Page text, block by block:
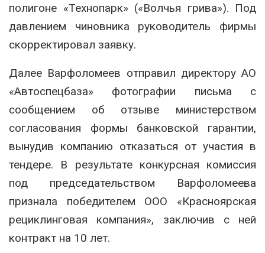
полигоне «Технопарк» («Волчья грива»). Под
давлением чиновника руководитель фирмы
скорректировал заявку.
Далее Варфоломеев отправил директору АО
«Автоспецбаза» фотографии письма с
сообщением об отзыве министерством
согласования формы банковской гарантии,
вынудив компанию отказаться от участия в
тендере. В результате конкурсная комиссия
под председательством Варфоломеева
признала победителем ООО «Красноярская
рециклинговая компания», заключив с ней
контракт на 10 лет.